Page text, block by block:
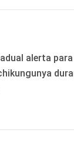
alerta